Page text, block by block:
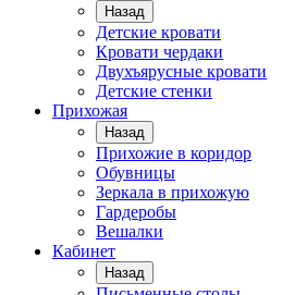
Назад
Детские кровати
Кровати чердаки
Двухъярусные кровати
Детские стенки
Прихожая
Назад
Прихожие в коридор
Обувницы
Зеркала в прихожую
Гардеробы
Вешалки
Кабинет
Назад